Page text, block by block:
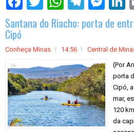
Santana do Riacho: porta de
Cipó
Conheça Minas 14:56 Central de
(Por
porta
Cipó,
mar,
120
da